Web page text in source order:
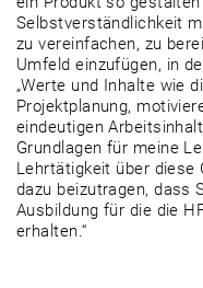
Selbstverständlichkeit
zu vereinfachen, zu
Umfeld einzufügen, in
„Werte und Inhalte wie
Projektplanung,
eindeutigen
Grundlagen für meine
Lehrtätigkeit über diese
dazu beizutragen, dass
Ausbildung für die die
erhalten.“